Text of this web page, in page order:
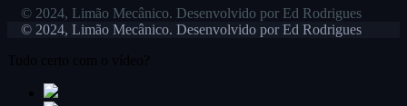
© 2024, Limão Mecânico. Desenvolvido por Ed Rodrigues
© 2024, Limão Mecânico. Desenvolvido por Ed Rodrigues